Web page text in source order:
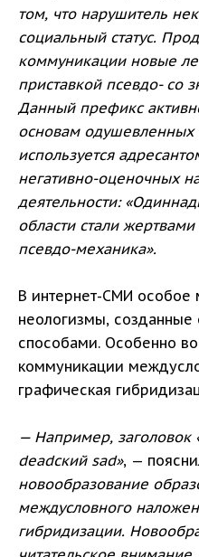
том, что нарушитель
социальный статус.
коммуникации новые
приставкой псевдо- со
Данный префикс
основам одушевленных
используется
негативно-оценочных
деятельности:
области стали жертвами
псевдо-механика».
В интернет-СМИ особое
неологизмы, созданные
способами. Особенно
коммуникации
графическая
— Например, заголовок
deadский sad», —
новообразование
междусловного
гибридизации.